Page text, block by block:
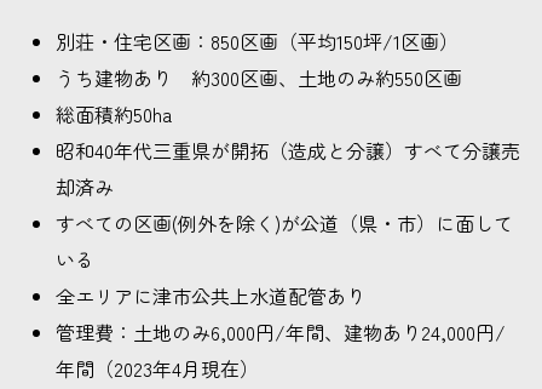
別荘・住宅区画：850区画（平均150坪/1区画）
うち建物あり 約300区画、土地のみ約550区画
総面積約50ha
昭和40年代三重県が開拓（造成と分譲）すべて分譲売
却済み
すべての区画(例外を除く)が公道（県・市）に面して
いる
全エリアに津市公共上水道配管あり
管理費：土地のみ6,000円/年間、建物あり24,000円/
年間（2023年4月現在）